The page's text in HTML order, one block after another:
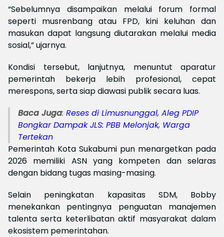
“Sebelumnya disampaikan melalui forum formal
seperti musrenbang atau FPD, kini keluhan dan
masukan dapat langsung diutarakan melalui media
sosial,” ujarnya.
Kondisi tersebut, lanjutnya, menuntut aparatur
pemerintah bekerja lebih profesional, cepat
merespons, serta siap diawasi publik secara luas.
Baca Juga: Reses di Limusnunggal, Aleg PDIP
Bongkar Dampak JLS: PBB Melonjak, Warga
Tertekan
Pemerintah Kota Sukabumi pun menargetkan pada
2026 memiliki ASN yang kompeten dan selaras
dengan bidang tugas masing-masing.
Selain peningkatan kapasitas SDM, Bobby
menekankan pentingnya penguatan manajemen
talenta serta keterlibatan aktif masyarakat dalam
ekosistem pemerintahan.